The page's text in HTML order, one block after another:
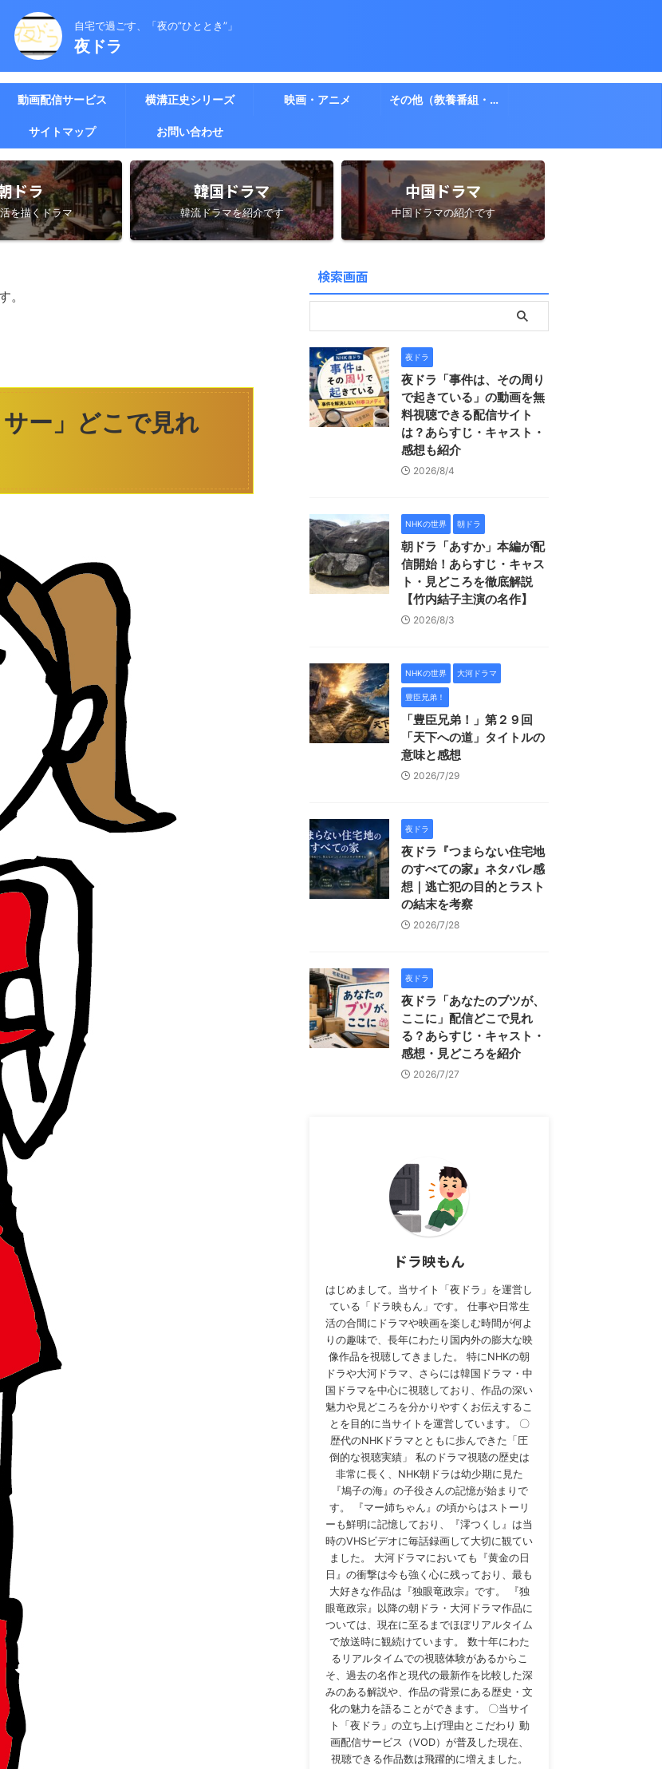
自宅で過ごす、「夜の”ひととき”」
夜ドラ
動画配信サービス 横溝正史シリーズ 映画・アニメ その他（教養番組・ドキュメント）
サイトマップ お問い合わせ
ドラ
を描くドラマ
韓国ドラマ
韓流ドラマを紹介です
中国ドラマ
中国ドラマの紹介です
。
ー」どこで見れ
検索画面
夜ドラ
夜ドラ「事件は、その周り
で起きている」の動画を無
料視聴できる配信サイト
は？あらすじ・キャスト・
感想も紹介
2026/8/4
NHKの世界 朝ドラ
朝ドラ「あすか」本編が配
信開始！あらすじ・キャス
ト・見どころを徹底解説
【竹内結子主演の名作】
2026/8/3
NHKの世界 大河ドラマ
豊臣兄弟！
「豊臣兄弟！」第２９回
「天下への道」タイトルの
意味と感想
2026/7/29
夜ドラ
夜ドラ『つまらない住宅地
のすべての家』ネタバレ感
想｜逃亡犯の目的とラスト
の結末を考察
2026/7/28
夜ドラ
夜ドラ「あなたのブツが、
ここに」配信どこで見れ
る？あらすじ・キャスト・
感想・見どころを紹介
2026/7/27
ドラ映もん
はじめまして。当サイト「夜ドラ」を運営し
ている「ドラ映もん」です。 仕事や日常生
活の合間にドラマや映画を楽しむ時間が何よ
りの趣味で、長年にわたり国内外の膨大な映
像作品を視聴してきました。 特にNHKの朝
ドラや大河ドラマ、さらには韓国ドラマ・中
国ドラマを中心に視聴しており、作品の深い
魅力や見どころを分かりやすくお伝えするこ
とを目的に当サイトを運営しています。 〇
歴代のNHKドラマとともに歩んできた「圧
倒的な視聴実績」 私のドラマ視聴の歴史は
非常に長く、NHK朝ドラは幼少期に見た
『鳩子の海』の子役さんの記憶が始まりで
す。 『マー姉ちゃん』の頃からはストーリ
ーも鮮明に記憶しており、『澪つくし』は当
時のVHSビデオに毎話録画して大切に観てい
ました。 大河ドラマにおいても『黄金の日
日』の衝撃は今も強く心に残っており、最も
大好きな作品は『独眼竜政宗』です。 『独
眼竜政宗』以降の朝ドラ・大河ドラマ作品に
ついては、現在に至るまでほぼリアルタイム
で放送時に観続けています。 数十年にわた
るリアルタイムでの視聴体験があるからこ
そ、過去の名作と現代の最新作を比較した深
みのある解説や、作品の背景にある歴史・文
化の魅力を語ることができます。 〇当サイ
ト「夜ドラ」の立ち上げ理由とこだわり 動
画配信サービス（VOD）が普及した現在、
視聴できる作品数は飛躍的に増えました。